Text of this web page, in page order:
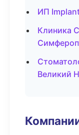
ИП
Клиника
Великий